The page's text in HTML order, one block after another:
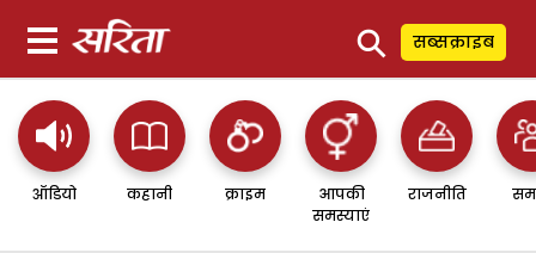
⚲ सब्सक्राइब
ऑडियो कहानी क्राइम
आपकी
समस्याएं
राजनीति